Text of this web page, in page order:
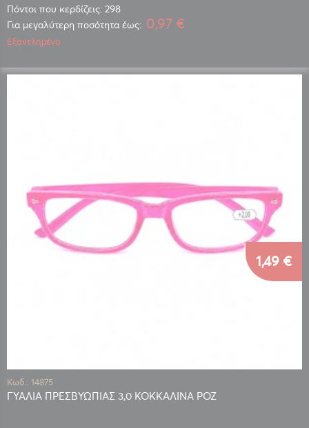
Πόντοι που κερδίζεις: 298
Για μεγαλύτερη ποσότητα έως: 0,97 €
Εξαντλημένο
Κωδ.: 14875
ΓΥΑΛΙΑ ΠΡΕΣΒΥΩΠΙΑΣ 3,0 ΚΟΚΚΑΛΙΝΑ ΡΟΖ
1,49 €